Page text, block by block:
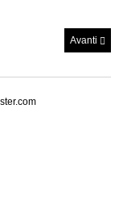
Avanti